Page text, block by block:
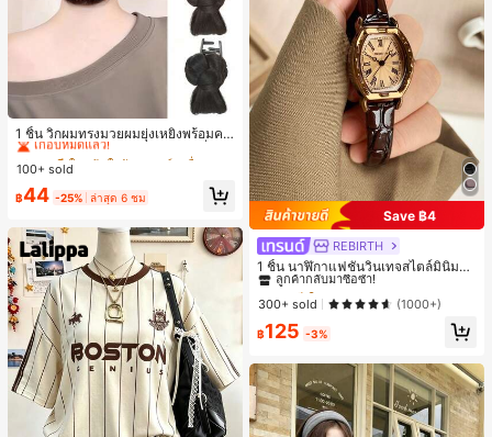
1 ชิ้น วิกผมทรงมวยผมยุ่งเหยิงพร้อมคลิ
ปหนีบผม, คลิปหนีบผมสังเคราะห์ที่ได้รั
บการอัปเกรดแฟชั่น, วิกผมเส้นใยทนคว
ช้งานง่ายโดยไม่ต้องใช้เครื่องมือ, เหมา
ะสำหรับสไตล์สบายๆ, อุปกรณ์เสริมผมที่
สมบูรณ์แบบสำหรับผู้หญิง คลิปหนีบผม
คลิปหนีบผมสบายๆ แฟชั่นผม คลิปหนีบ
ผมหรูหรา ฤดูร้อน ชายหาด วันหยุด
#3 ขายดี
ใน เส้นใยสังเคราะห์ เครื่องประดับผมผู้หญิง
เกือบหมดแล้ว!
#3 ขายดี
เกือบหมดแล้ว!
#3 ขายดี
เกือบหมดแล้ว!
#3 ขายดี
ใน เส้นใยสังเคราะห์ เครื่องประดับผมผู้หญิง
100+ sold
฿44 -25% ล่าสุด 6 ชม
Save ฿4
REBIRTH
1 ชิ้น นาฬิกาแฟชั่นวินเทจสไตล์มินิมอล
เลขโรมันสำหรับผู้หญิง เหมาะสำหรับก
ารตกแต่งประจำวัน
#1 ขายดี
ลูกค้ากลับมาซื้อซ้ำ!
#1 ขายดี
ลูกค้ากลับมาซื้อซ้ำ!
#1 ขายดี
ลูกค้ากลับมาซื้อซ้ำ!
#1 ขายดี
ลูกค้ากลับมาซื้อซ้ำ!
300+ sold (1000+)
฿125 -3%